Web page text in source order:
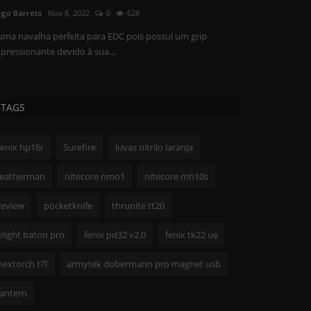
Barreto Nov 8, 2022 0 628
navalha perfeita para EDC pois possuí um grip
devido à sua...
TAGS
hp16r Surefire luvas nitrilo laranja
nitecore nmo1 nitecore mh10s
pocketknife thrunite tt20
baton pro fenix pd32 v2.0 fenix tk22 ue
t7l armytek dobermann pro magnet usb